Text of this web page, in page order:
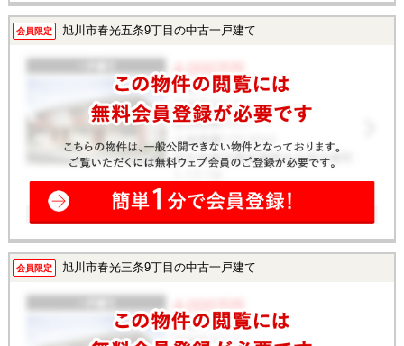
会員限定 旭川市春光五条9丁目の中古一戸建て
会員限定 旭川市春光三条9丁目の中古一戸建て